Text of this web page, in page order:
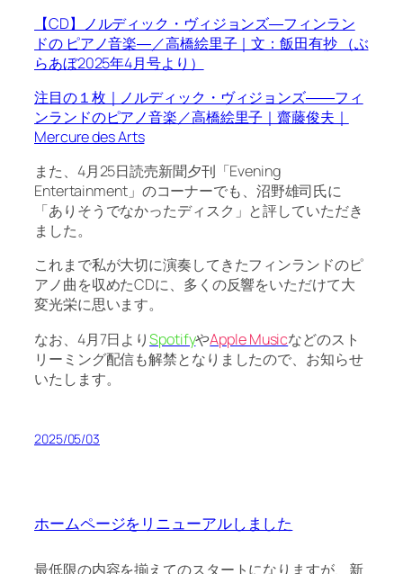
【CD】ノルディック・ヴィジョンズ―フィンラン
ドの ピアノ音楽―／高橋絵里子｜文：飯田有抄 （ぶ
らあぼ2025年4月号より）
注目の１枚｜ノルディック・ヴィジョンズ――フィ
ンランドのピアノ音楽／高橋絵里子｜齋藤俊夫｜
Mercure des Arts
また、4月25日読売新聞夕刊「Evening
Entertainment」のコーナーでも、沼野雄司氏に
「ありそうでなかったディスク」と評していただき
ました。
これまで私が大切に演奏してきたフィンランドのピ
アノ曲を収めたCDに、多くの反響をいただけて大
変光栄に思います。
なお、4月7日よりSpotifyやApple Musicなどのスト
リーミング配信も解禁となりましたので、お知らせ
いたします。
2025/05/03
ホームページをリニューアルしました
最低限の内容を揃えてのスタートになりますが、新